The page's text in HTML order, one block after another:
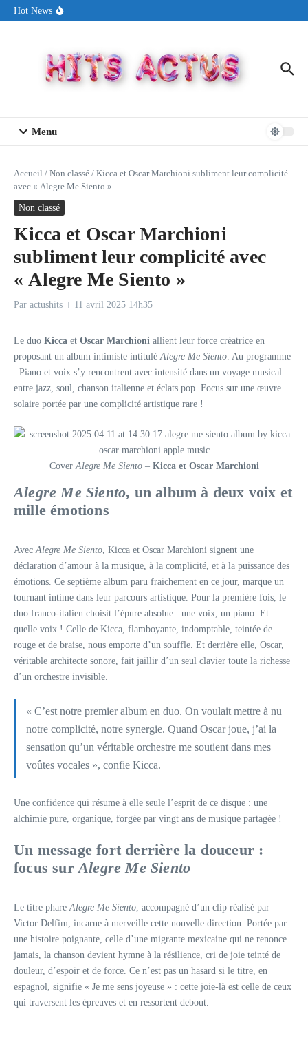
Aller au contenu
Hot News
« New Day »
Menu
Accueil / Non classé / Kicca et Oscar Marchioni subliment leur complicité
avec « Alegre Me Siento »
Non classé
Kicca et Oscar Marchioni
subliment leur complicité avec
« Alegre Me Siento »
Par actushits 11 avril 2025 14h35
Le duo Kicca et Oscar Marchioni allient leur force créatrice en
proposant un album intimiste intituléAlegre Me Siento. Au programme
: Piano et voix s’y rencontrent avec intensité dans un voyage musical
entre jazz, soul, chanson italienne et éclats pop. Focus sur une œuvre
solaire portée par une complicité artistique rare !
CoverAlegre Me Siento– Kicca et Oscar Marchioni
Alegre Me Siento, un album à deux voix et
mille émotions
AvecAlegre Me Siento, Kicca et Oscar Marchioni signent une
déclaration d’amour à la musique, à la complicité, et à la puissance des
émotions. Ce septième album paru fraichement en ce jour, marque un
tournant intime dans leur parcours artistique. Pour la première fois, le
duo franco-italien choisit l’épure absolue : une voix, un piano. Et
quelle voix ! Celle de Kicca, flamboyante, indomptable, teintée de
rouge et de braise, nous emporte d’un souffle. Et derrière elle, Oscar,
véritable architecte sonore, fait jaillir d’un seul clavier toute la richesse
d’un orchestre invisible.
« C’est notre premier album en duo. On voulait mettre à nu
notre complicité, notre synergie. Quand Oscar joue, j’ai la
sensation qu’un véritable orchestre me soutient dans mes
voûtes vocales », confie Kicca.
Une confidence qui résume à elle seule l’esprit de ce disque : une
alchimie pure, organique, forgée par vingt ans de musique partagée !
Un message fort derrière la douceur :
focus sur Alegre Me Siento
Le titre phare Alegre Me Siento , accompagné d’un clip réalisé par
Victor Delfim, incarne à merveille cette nouvelle direction. Portée par
une histoire poignante, celle d’une migrante mexicaine qui ne renonce
jamais, la chanson devient hymne à la résilience, cri de joie teinté de
douleur, d’espoir et de force. Ce n’est pas un hasard si le titre, en
espagnol, signifie « Je me sens joyeuse » : cette joie-là est celle de ceux
qui traversent les épreuves et en ressortent debout.